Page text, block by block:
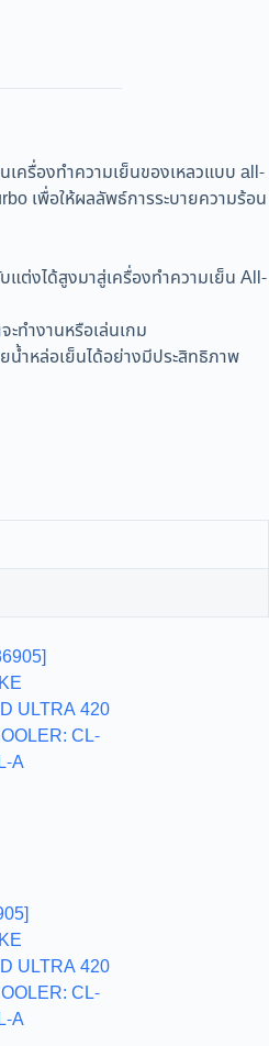
ครื่องทำความเย็นของเหลวแบบ all-
เพื่อให้ผลลัพธ์การระบายความร้อน
ต่งได้สูงมาสู่เครื่องทำความเย็น All-
ทำงานหรือเล่นเกม
ำหล่อเย็นได้อย่างมีประสิทธิภาพ
ULTRA 420
CL-
A